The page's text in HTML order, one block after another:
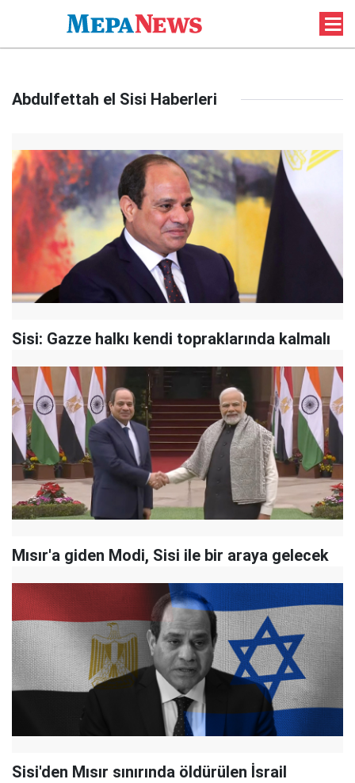
Abdulfettah el Sisi Haberleri
Sisi: Gazze halkı kendi topraklarında kalmalı
Mısır'a giden Modi, Sisi ile bir araya gelecek
Sisi'den Mısır sınırında öldürülen İsrail